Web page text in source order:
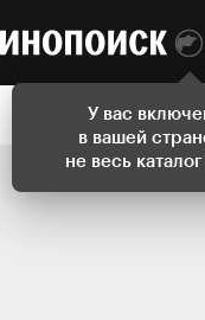
У вас
в вашей
не весь